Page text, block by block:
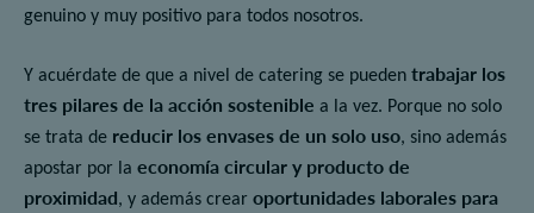
genuino y muy positivo para todos nosotros.
Y acuérdate de que a nivel de catering se pueden trabajar los
tres pilares de la acción sostenible a la vez. Porque no solo
se trata de reducir los envases de un solo uso, sino además
apostar por la economía circular y producto de
proximidad, y además crear oportunidades laborales para